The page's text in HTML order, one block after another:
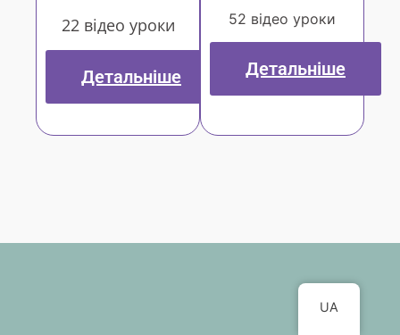
22 відео уроки
Детальніше
52 відео уроки
Детальніше
UA